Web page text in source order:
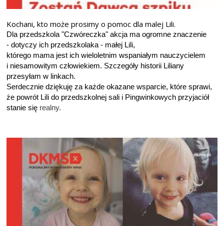
Kochani, kto może prosimy o pomoc dla malej Lili.
Dla przedszkola "Czwóreczka" akcja ma ogromne znaczenie
- dotyczy ich przedszkolaka - małej Lili,
którego mama jest ich wieloletnim wspaniałym nauczycielem
i niesamowitym człowiekiem. Szczegóły historii Liliany
przesyłam w linkach.
Serdecznie dziękuję za każde okazane wsparcie, które sprawi,
że powrót Lili do przedszkolnej sali i Pingwinkowych przyjaciół
stanie się realny.